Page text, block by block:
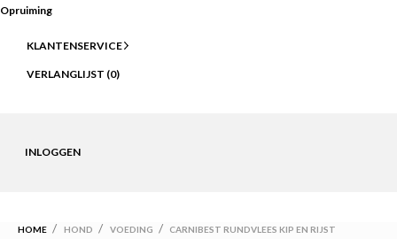
Opruiming
KLANTENSERVICE
VERLANGLIJST (0)
INLOGGEN
HOME HOND VOEDING CARNIBEST RUNDVLEES KIP EN RIJST